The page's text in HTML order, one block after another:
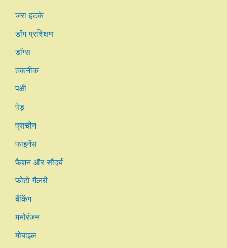
जरा हटके
डॉग प्रशिक्षण
डॉग्स
तकनीक
पक्षी
पेड़
प्राचीन
फाइनेंस
फैशन और सौंदर्य
फोटो गैलरी
बैंकिंग
मनोरंजन
मोबाइल